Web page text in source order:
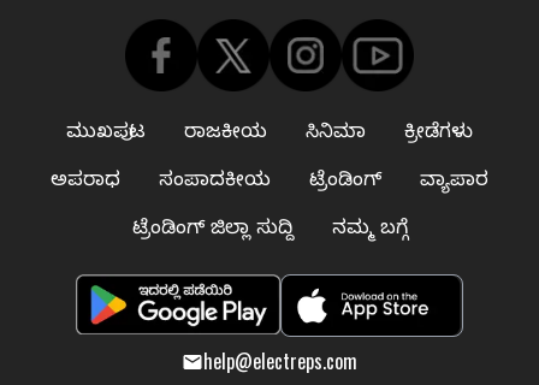
ಮುಖಪುಟ ರಾಜಕೀಯ ಸಿನಿಮಾ
ಕ್ರೀಡೆಗಳು
ಅಪರಾಧ
ಸಂಪಾದಕೀಯ ಟ್ರೆಂಡಿಂಗ್
ವ್ಯಾಪಾರ
ಟ್ರೆಂಡಿಂಗ್ ಜಿಲ್ಲಾ ಸುದ್ದಿ
ನಮ್ಮ ಬಗ್ಗೆ
help@electreps.com